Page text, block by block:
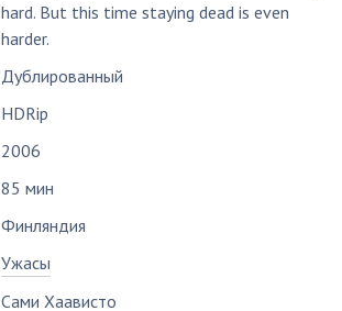
hard. But this time staying dead is even
harder.
Дублированный
HDRip
2006
85 мин
Финляндия
Ужасы
Сами Хаависто